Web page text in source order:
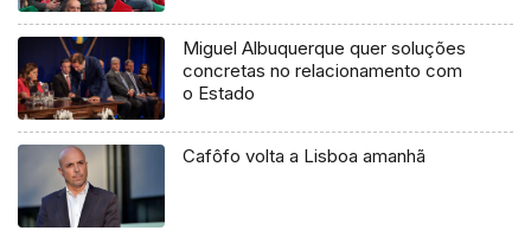
Miguel Albuquerque quer soluções
concretas no relacionamento com
o Estado
Cafôfo volta a Lisboa amanhã